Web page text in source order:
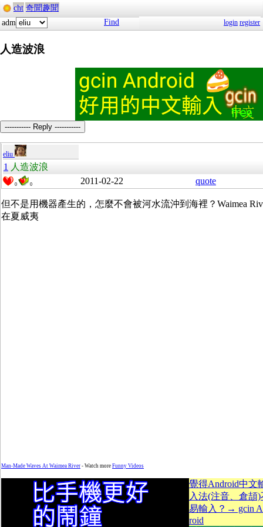
cht 奇聞趣聞
adm
Find login register
人造波浪
----------- Reply -----------
eliu
1 人造波浪
0 0 2011-02-22 quote
但不是用機器產生的，怎麼不會被河水流沖到海裡？Waimea
在夏威夷
Man-Made Waves At Waimea River - Watch more Funny Videos
覺得Android中文
入法(注音、倉頡)
易輸入？→ gcin
roid